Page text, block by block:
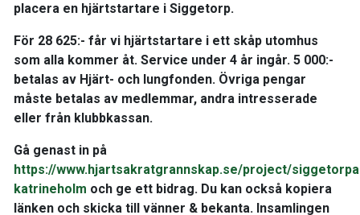
placera en hjärtstartare i Siggetorp.
För 28 625:- får vi hjärtstartare i ett skåp utomhus
som alla kommer åt. Service under 4 år ingår. 5 000:-
betalas av Hjärt- och lungfonden. Övriga pengar
måste betalas av medlemmar, andra intresserade
eller från klubbkassan.
Gå genast in på
https://www.hjartsakratgrannskap.se/project/
katrineholm och ge ett bidrag. Du kan också kopiera
länken och skicka till vänner & bekanta. Insamlingen